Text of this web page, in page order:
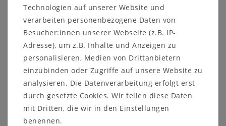
massivem Buchenholz oder Eichenholz gefertigt. Die
Oberfläche ist wahlweise natur oder bianco geölt
und optional sandgestrahlt.
Die breite und schmale leichtgängige Schublade
haben jeweils einePush-Funktion.
Die Kommode ist mir einer Wandaufhängung
ausgestattet.
Technologien auf unserer Website und
verarbeiten personenbezogene Daten von
Besucher:innen unserer Webseite (z.B. IP-
Adresse), um z.B. Inhalte und Anzeigen zu
personalisieren, Medien von Drittanbietern
einzubinden oder Zugriffe auf unsere Website zu
analysieren. Die Datenverarbeitung erfolgt erst
durch gesetzte Cookies. Wir teilen diese Daten
mit Dritten, die wir in den Einstellungen
benennen.